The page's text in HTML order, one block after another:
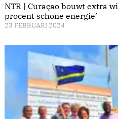
NTR | Curaçao bouwt extra
procent schone energie’
23 FEBRUARI 2024